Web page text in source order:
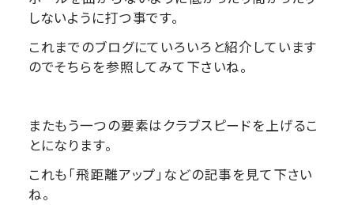
しないように打つ事です。
これまでのブログにていろいろと紹介しています
のでそちらを参照してみて下さいね。
またもう一つの要素はクラブスピードを上げるこ
とになります。
これも「飛距離アップ」などの記事を見て下さい
ね。